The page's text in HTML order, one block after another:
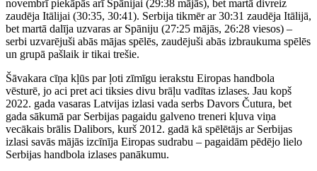
novembrī piekāpās arī Spānijai (29:38 mājās), bet martā divreiz
zaudēja Itālijai (30:35, 30:41). Serbija tikmēr ar 30:31 zaudēja Itālijā,
bet martā dalīja uzvaras ar Spāniju (27:25 mājās, 26:28 viesos) –
serbi uzvarējuši abās mājas spēlēs, zaudējuši abās izbraukuma spēlēs
un grupā pašlaik ir tikai trešie.
Šāvakara cīņa kļūs par ļoti zīmīgu ierakstu Eiropas handbola
vēsturē, jo aci pret aci tiksies divu brāļu vadītas izlases. Jau kopš
2022. gada vasaras Latvijas izlasi vada serbs Davors Čutura, bet
gada sākumā par Serbijas pagaidu galveno treneri kļuva viņa
vecākais brālis Dalibors, kurš 2012. gadā kā spēlētājs ar Serbijas
izlasi savās mājās izcīnīja Eiropas sudrabu – pagaidām pēdējo lielo
Serbijas handbola izlases panākumu.